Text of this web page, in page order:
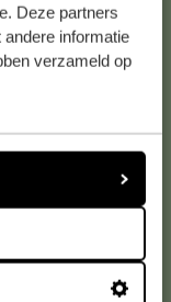
Deze partners
informatie
verzameld op
ou d’aide,
retrouvez ici